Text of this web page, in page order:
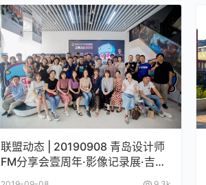
联盟动态 | 20190908 青岛设计师
FM分享会壹周年·影像记录展·吉祥